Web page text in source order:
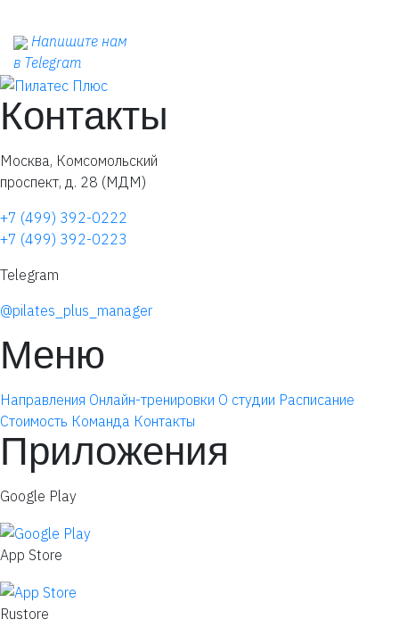
Напишите нам
в Telegram
Контакты
Москва, Комсомольский
проспект, д. 28 (МДМ)
+7 (499) 392-0222
+7 (499) 392-0223
Telegram
@pilates_plus_manager
Меню
Направления Онлайн-тренировки О студии Расписание
Стоимость Команда Контакты
Приложения
Google Play
App Store
Rustore